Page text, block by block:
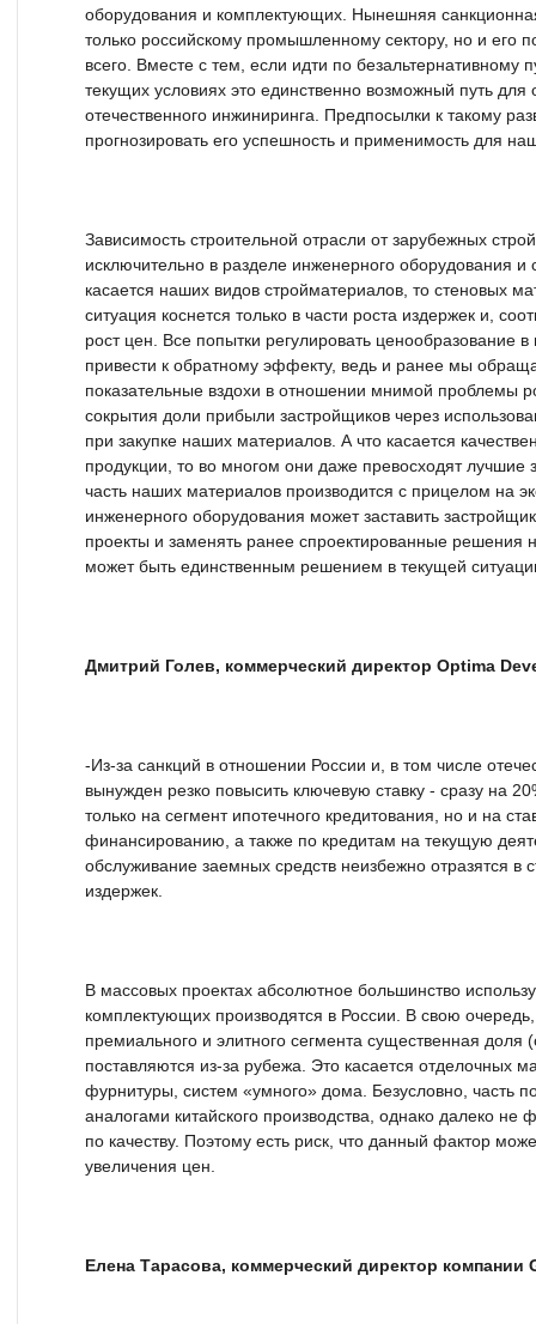
оборудования и комплектующих. Нынешняя
только российскому промышленному сектору, но и
всего. Вместе с тем, если идти по безальтернативному
текущих условиях это единственно возможный путь
отечественного инжиниринга. Предпосылки к такому
прогнозировать его успешность и применимость для
Зависимость строительной отрасли от зарубежных
исключительно в разделе инженерного оборудования и
касается наших видов стройматериалов, то стеновых
ситуация коснется только в части роста издержек и,
рост цен. Все попытки регулировать ценообразование
привести к обратному эффекту, ведь и ранее мы
показательные вздохи в отношении мнимой проблемы
сокрытия доли прибыли застройщиков через
при закупке наших материалов. А что касается
продукции, то во многом они даже превосходят
часть наших материалов производится с прицелом на
инженерного оборудования может заставить
проекты и заменять ранее спроектированные решения
может быть единственным решением в текущей
Дмитрий Голев, коммерческий директор Optima
-Из-за санкций в отношении России и, в том числе
вынужден резко повысить ключевую ставку - сразу на
только на сегмент ипотечного кредитования, но и на
финансированию, а также по кредитам на текущую
обслуживание заемных средств неизбежно отразятся в
издержек.
В массовых проектах абсолютное большинство
комплектующих производятся в России. В свою
премиального и элитного сегмента существенная
поставляются из-за рубежа. Это касается отделочных
фурнитуры, систем «умного» дома. Безусловно, часть
аналогами китайского производства, однако далеко не
по качеству. Поэтому есть риск, что данный фактор
увеличения цен.
Елена Тарасова, коммерческий директор компании